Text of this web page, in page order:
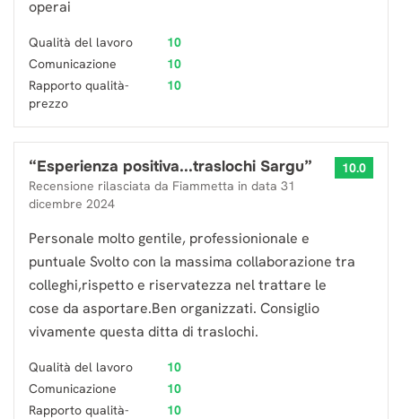
operai
Qualità del lavoro
10
Comunicazione
10
Rapporto qualità-
prezzo
10
“Esperienza positiva...traslochi Sargu”
Recensione rilasciata da Fiammetta in data 31
dicembre 2024
10.0
Personale molto gentile, professionionale e
puntuale Svolto con la massima collaborazione tra
colleghi,rispetto e riservatezza nel trattare le
cose da asportare.Ben organizzati. Consiglio
vivamente questa ditta di traslochi.
Qualità del lavoro
10
Comunicazione
10
Rapporto qualità-
10